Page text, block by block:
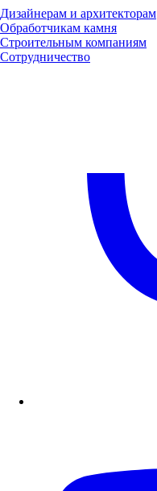
Дизайнерам и архитекторам
Обработчикам камня
Строительным компаниям
Сотрудничество